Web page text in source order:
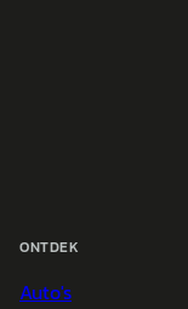
ONTDEK
Auto's